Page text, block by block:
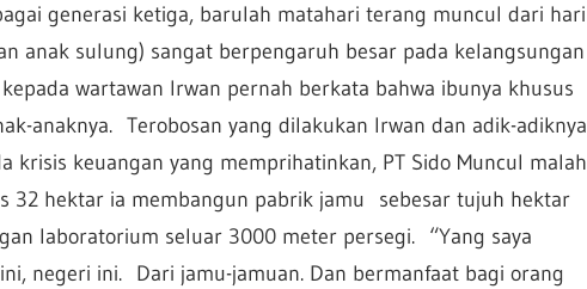
generasi ketiga, barulah matahari terang muncul dari hari
anak sulung) sangat berpengaruh besar pada kelangsungan
wartawan Irwan pernah berkata bahwa ibunya khusus
anaknya. Terobosan yang dilakukan Irwan dan adik-adiknya
krisis keuangan yang memprihatinkan, PT Sido Muncul malah
32 hektar ia membangun pabrik jamu sebesar tujuh hektar
laboratorium seluar 3000 meter persegi. “Yang saya
negeri ini. Dari jamu-jamuan. Dan bermanfaat bagi orang